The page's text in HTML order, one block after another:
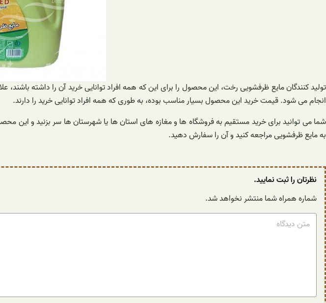
تولید کنندگان مایع ظرفشویی رخت، این محصول را برای این که همه افراد توانایی خرید آن را داشته
انجام می شود. قیمت خرید این محصول بسیار مناسب بوده، به طوری که همه افراد توانایی خرید را دارند.
شما می توانید برای خرید مستقیم به فروشگاه ها و مغازه های استان ها یا شهرستان ها سر بزنید و
به مایع ظرفشویی مراجعه کنید و آن را سفارش دهید.
نظرتان را ثبت نمایید.
شماره همراه شما منتشر نخواهد شد.